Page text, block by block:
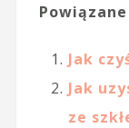
Jak
Jak
ze